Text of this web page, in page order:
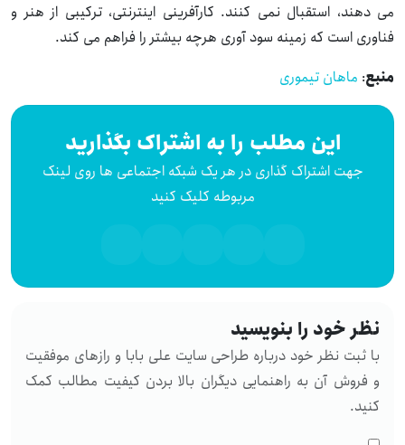
می دهند، استقبال نمی کنند. کارآفرینی اینترنتی، ترکیبی از هنر و
فناوری است که زمینه سود آوری هرچه بیشتر را فراهم می کند.
منبع: ماهان تیموری
این مطلب را به اشتراک بگذارید
جهت اشتراک گذاری در هر یک شبکه اجتماعی ها روی لینک
مربوطه کلیک کنید
نظر خود را بنویسید
با ثبت نظر خود درباره طراحی سایت علی بابا و رازهای موفقیت
و فروش آن به راهنمایی دیگران بالا بردن کیفیت مطالب کمک
کنید.